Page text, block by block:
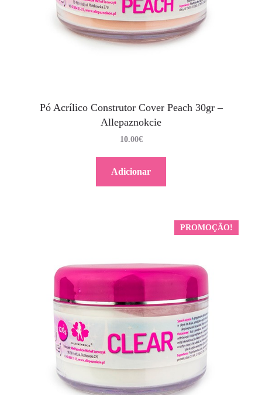
Pó Acrílico Construtor Cover Peach 30gr –
Allepaznokcie
10.00€
Adicionar
PROMOÇÃO!